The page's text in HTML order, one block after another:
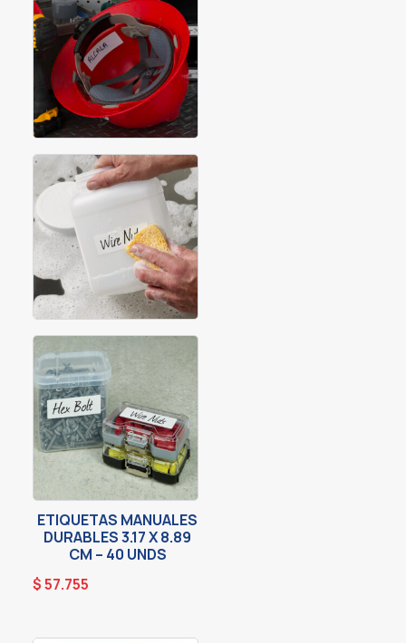
ETIQUETAS MANUALES
DURABLES 3.17 X 8.89
CM – 40 UNDS
$57.755